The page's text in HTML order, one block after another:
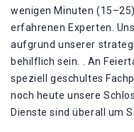
wenigen Minuten
erfahrenen Experten.
aufgrund unserer
behilflich sein. . An
speziell geschultes
noch heute unsere
Dienste sind überall um